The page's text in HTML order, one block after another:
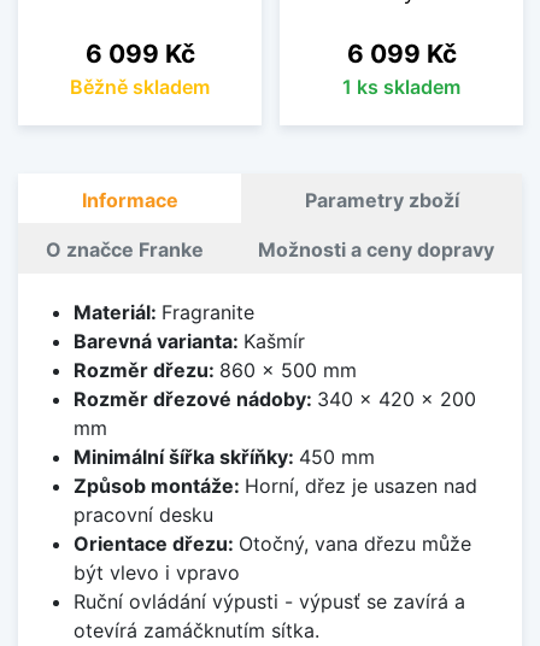
Cena
6 099 Kč
Běžně skladem
Cena
6 099 Kč
1 ks skladem
Informace Parametry zboží
O značce Franke Možnosti a ceny dopravy
Materiál: Fragranite
Barevná varianta: Kašmír
Rozměr dřezu: 860 x 500 mm
Rozměr dřezové nádoby: 340 x 420 x 200
mm
Minimální šířka skříňky: 450 mm
Způsob montáže: Horní, dřez je usazen nad
pracovní desku
Orientace dřezu: Otočný, vana dřezu může
být vlevo i vpravo
Ruční ovládání výpusti - výpusť se zavírá a
otevírá zamáčknutím sítka.